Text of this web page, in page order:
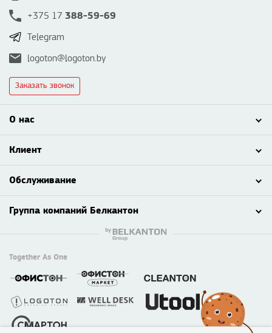
+375 17 388-59-69
Telegram
logoton@logoton.by
Заказать звонок
О нас
Клиент
Обслуживание
Группа компаний Белкантон
Together As One